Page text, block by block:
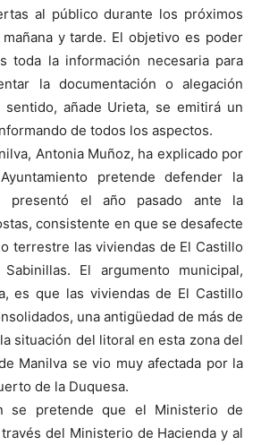
al público durante los próximos
y tarde. El objetivo es poder
toda la información necesaria para
la documentación o alegación
sentido, añade Urieta, se emitirá un
de todos los aspectos.
Antonia Muñoz, ha explicado por
pretende defender la
presentó el año pasado ante la
consistente en que se desafecte
terrestre las viviendas de El Castillo
El argumento municipal,
es que las viviendas de El Castillo
una antigüedad de más de
situación del litoral en esta zona del
Manilva se vio muy afectada por la
de la Duquesa.
se pretende que el Ministerio de
del Ministerio de Hacienda y al